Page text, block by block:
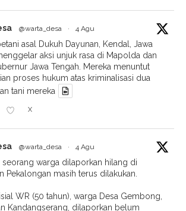
@warta_desa · 4 Agu
asal Dukuh Dayunan, Kendal, Jawa
aksi unjuk rasa di Mapolda dan
Jawa Tengah. Mereka menuntut
proses hukum atas kriminalisasi dua
tani mereka
X
@warta_desa · 4 Agu
seorang warga dilaporkan hilang di
Pekalongan masih terus dilakukan.
WR (50 tahun), warga Desa Gembong,
Kandangserang, dilaporkan belum